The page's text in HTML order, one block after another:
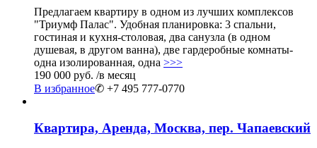
Предлагаем квартиру в одном из лучших комплексов
"Триумф Палас". Удобная планировка: 3 спальни,
гостиная и кухня-столовая, два санузла (в одном
душевая, в другом ванна), две гардеробные комнаты-
одна изолированная, одна >>>
190 000 руб. /в месяц
В избранное✆ +7 495 777-0770
Квартира, Аренда, Москва, пер. Чапаевский